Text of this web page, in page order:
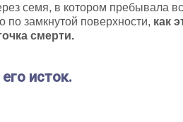
семя, в котором пребывала
по замкнутой поверхности, как
смерти.
исток.